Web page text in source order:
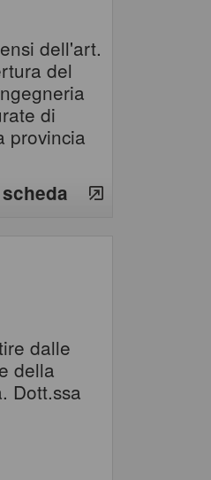
dell'art.
del
di
provincia
dalle
della
Dott.ssa